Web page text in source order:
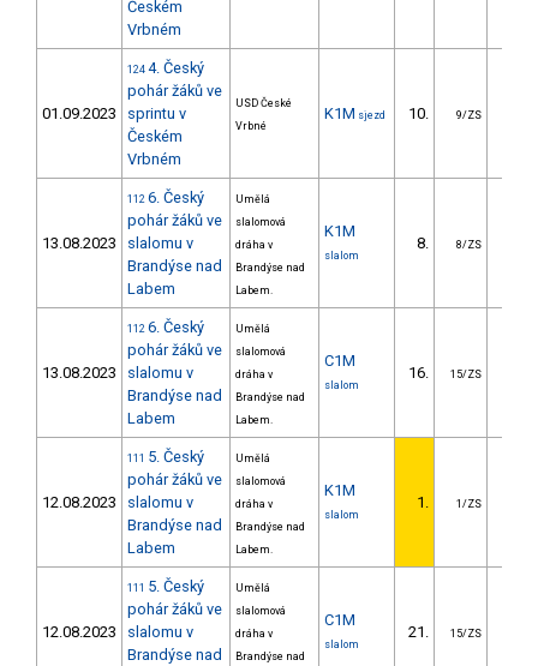
Českém
Vrbném
01.09.2023
124 4. Český
pohár žáků ve
sprintu v
Českém
Vrbném
USD České
Vrbné
K1M sjezd 10. 9/ZS
13.08.2023
112 6. Český
pohár žáků ve
slalomu v
Brandýse nad
Labem
Umělá
slalomová
dráha v
Brandýse nad
Labem.
K1M
slalom
8. 8/ZS
13.08.2023
112 6. Český
pohár žáků ve
slalomu v
Brandýse nad
Labem
Umělá
slalomová
dráha v
Brandýse nad
Labem.
C1M
slalom
16. 15/ZS
12.08.2023
111 5. Český
pohár žáků ve
slalomu v
Brandýse nad
Labem
Umělá
slalomová
dráha v
Brandýse nad
Labem.
K1M
slalom
1. 1/ZS
12.08.2023
111 5. Český
pohár žáků ve
slalomu v
Brandýse nad
Umělá
slalomová
dráha v
Brandýse nad
C1M
slalom
21. 15/ZS